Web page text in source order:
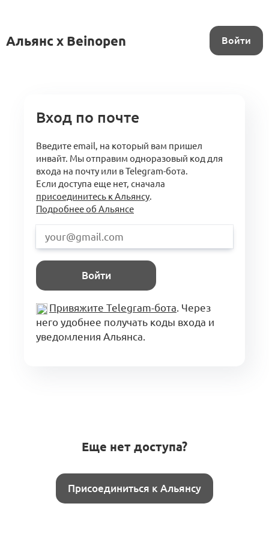
Альянс x Beinopen Войти
Вход по почте
Введите email, на который вам пришел
инвайт. Мы отправим одноразовый код для
входа на почту или в Telegram-бота.
Если доступа еще нет, сначала
присоединитесь к Альянсу.
Подробнее об Альянсе
Войти
Привяжите Telegram-бота. Через
него удобнее получать коды входа и
уведомления Альянса.
Еще нет доступа?
Присоединиться к Альянсу